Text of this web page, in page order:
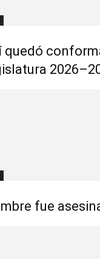
quedó
fue